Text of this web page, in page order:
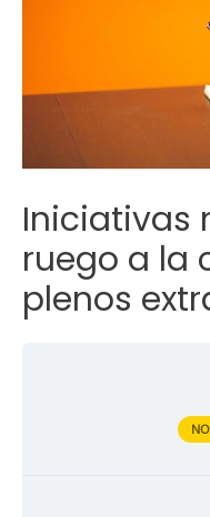
Iniciativas
ruego a la
plenos